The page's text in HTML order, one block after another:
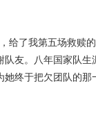
给了我第五场救赎
队友。八年国家队生
她终于把欠团队的那